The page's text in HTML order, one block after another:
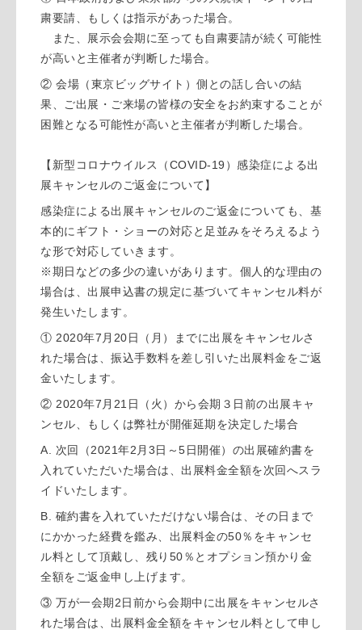
粛要請、もしくは指示があった場合。
また、展示会会期に至っても自粛要請が続く可能性
が高いと主催者が判断した場合。
② 会場（東京ビッグサイト）側との話し合いの結
果、ご出展・ご来場の皆様の安全をお約束することが
困難となる可能性が高いと主催者が判断した場合。
【新型コロナウイルス（COVID-19）感染症による出
展キャンセルのご返金について】
感染症による出展キャンセルのご返金についても、基
本的にギフト・ショーの対応と足並みをそろえるよう
な形で対応していきます。
※期日などの多少の違いがあります。個人的な理由の
場合は、出展申込書の規定に基づいてキャンセル料が
発生いたします。
① 2020年7月20日（月）までに出展をキャンセルさ
れた場合は、振込手数料を差し引いた出展料金をご返
金いたします。
② 2020年7月21日（火）から会期３日前の出展キャ
ンセル、もしくは弊社が開催延期を決定した場合
A.
次回（2021年2月3日～5日開催）の出展確約書を
入れていただいた場合は、出展料金全額を次回へスラ
イドいたします。
B.
確約書を入れていただけない場合は、その日まで
にかかった経費を鑑み、出展料金の50％をキャンセ
ル料として頂戴し、残り50％とオプション預かり金
全額をご返金申し上げます。
③ 万が一会期2日前から会期中に出展をキャンセルさ
れた場合は、出展料金全額をキャンセル料として申し